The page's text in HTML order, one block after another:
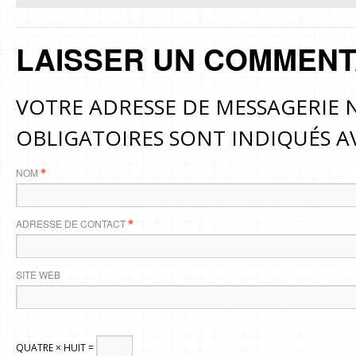
LAISSER UN
VOTRE ADRESSE DE MESSAGERIE
OBLIGATOIRES SONT INDIQUÉS
NOM *
ADRESSE DE CONTACT*
SITE WEB
QUATRE × HUIT =